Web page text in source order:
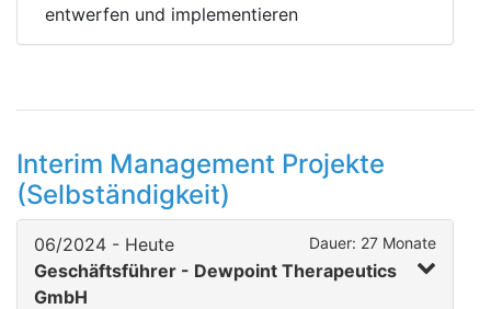
entwerfen und implementieren
Interim Management Projekte
(Selbständigkeit)
06/2024 - Heute Dauer: 27 Monate
Geschäftsführer - Dewpoint Therapeutics
GmbH